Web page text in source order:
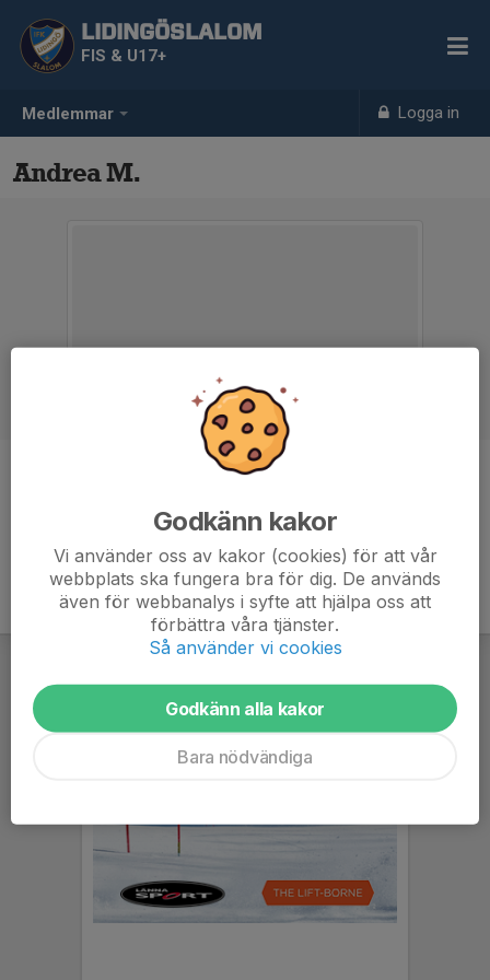
Medlemmar Logga in
LIDINGÖSLALOM
FIS & U17+
Andrea M.
Godkänn kakor
Vi använder oss av kakor (cookies) för att vår
webbplats ska fungera bra för dig. De används
även för webbanalys i syfte att hjälpa oss att
förbättra våra tjänster.
Så använder vi cookies
Godkänn alla kakor
Bara nödvändiga